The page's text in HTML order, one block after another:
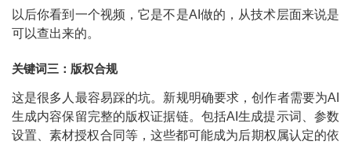
以后你看到一个视频，它是不是AI做的，从技术层面来说是
可以查出来的。
关键词三：版权合规
这是很多人最容易踩的坑。新规明确要求，创作者需要为AI
生成内容保留完整的版权证据链。包括AI生成提示词、参数
设置、素材授权合同等，这些都可能成为后期权属认定的依